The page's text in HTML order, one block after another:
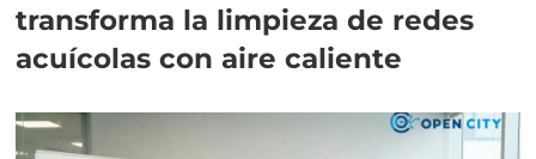
transforma la limpieza de redes
acuícolas con aire caliente